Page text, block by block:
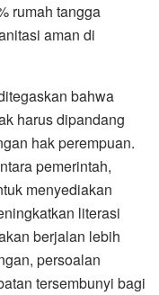
rumah tangga
aman di
bahwa
harus dipandang
hak perempuan.
pemerintah,
menyediakan
literasi
berjalan lebih
persoalan
tersembunyi bagi